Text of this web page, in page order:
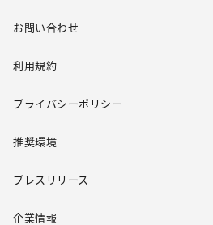
お問い合わせ
利用規約
プライバシーポリシー
推奨環境
プレスリリース
企業情報